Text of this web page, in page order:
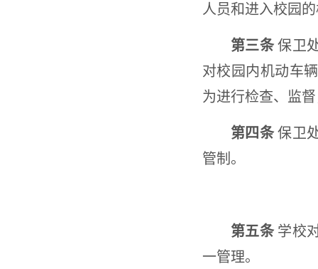
人员和进入校园
第三条保卫
对校园内机动车
为进行检查、监
第四条保卫
管制。
第五条学校
一管理。